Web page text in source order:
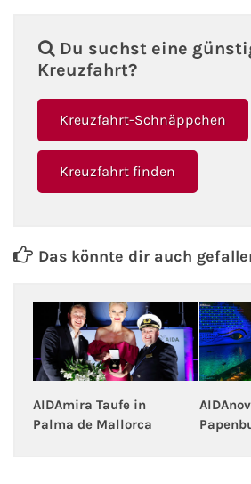
Kreuzfahrt gewinnen
Reiseversicherungen
Flug buchen
Kreuzfahrt buchen
Du suchst eine
Kreuzfahrt?
Kreuzfahrt-Schnäppchen
Kreuzfahrt finden
Das könnte dir auch
AIDAmira Taufe in
Palma de Mallorca